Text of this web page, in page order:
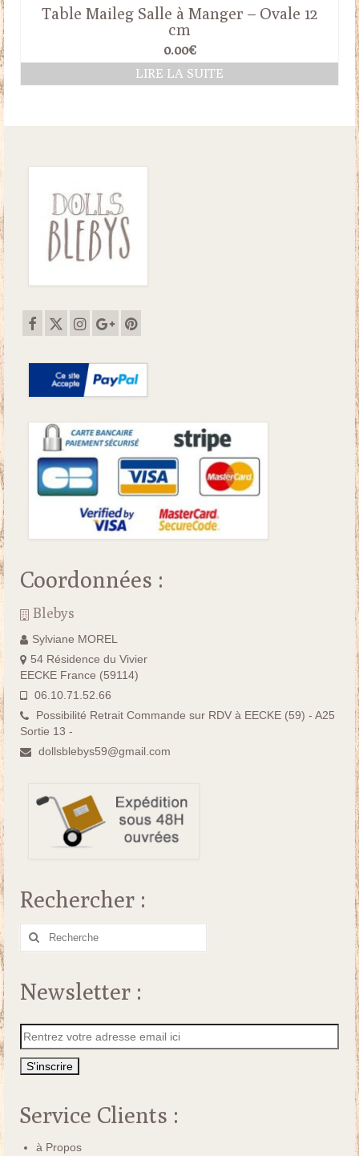
Table Maileg Salle à Manger – Ovale 12
cm
0.00€
LIRE LA SUITE
Coordonnées :
Blebys
Sylviane MOREL
54 Résidence du Vivier
EECKE France (59114)
06.10.71.52.66
Possibilité Retrait Commande sur RDV à EECKE (59) - A25
Sortie 13 -
dollsblebys59@gmail.com
Rechercher :
Rechercher
Newsletter :
Service Clients :
à Propos